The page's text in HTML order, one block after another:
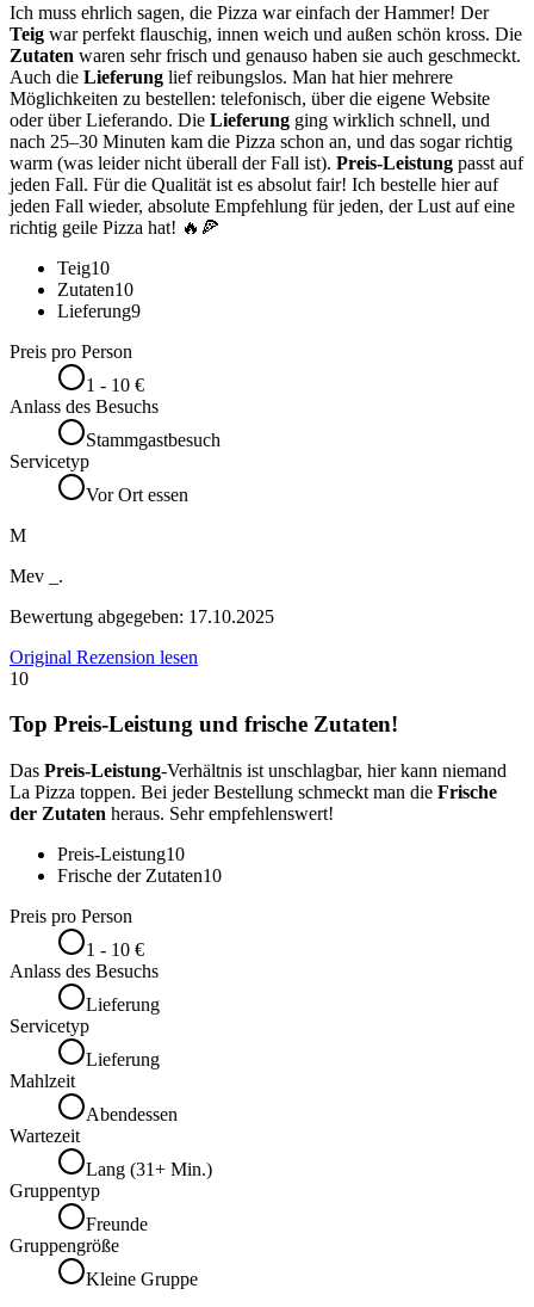
Ich muss ehrlich sagen, die Pizza war einfach der Hammer! Der
Teig war perfekt flauschig, innen weich und außen schön kross. Die
Zutaten waren sehr frisch und genauso haben sie auch geschmeckt.
Auch die Lieferung lief reibungslos. Man hat hier mehrere
Möglichkeiten zu bestellen: telefonisch, über die eigene Website
oder über Lieferando. Die Lieferung ging wirklich schnell, und
nach 25–30 Minuten kam die Pizza schon an, und das sogar richtig
warm (was leider nicht überall der Fall ist). Preis-Leistung passt auf
jeden Fall. Für die Qualität ist es absolut fair! Ich bestelle hier auf
jeden Fall wieder, absolute Empfehlung für jeden, der Lust auf eine
richtig geile Pizza hat! 🔥🍕
Teig10
Zutaten10
Lieferung9
Preis pro Person
1 - 10 €
Anlass des Besuchs
Stammgastbesuch
Servicetyp
Vor Ort essen
M
Mev _.
Bewertung abgegeben: 17.10.2025
Original Rezension lesen
10
Top Preis-Leistung und frische Zutaten!
Das Preis-Leistung-Verhältnis ist unschlagbar, hier kann niemand
La Pizza toppen. Bei jeder Bestellung schmeckt man die Frische
der Zutaten heraus. Sehr empfehlenswert!
Preis-Leistung10
Frische der Zutaten10
Preis pro Person
1 - 10 €
Anlass des Besuchs
Lieferung
Servicetyp
Lieferung
Mahlzeit
Abendessen
Wartezeit
Lang (31+ Min.)
Gruppentyp
Freunde
Gruppengröße
Kleine Gruppe